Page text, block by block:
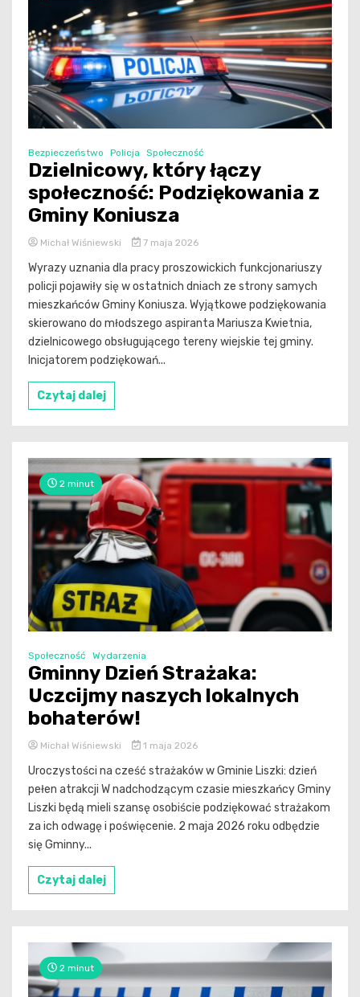
Bezpieczeństwo Policja Społeczność
Dzielnicowy, który łączy
społeczność: Podziękowania z
Gminy Koniusza
Michał Wiśniewski 7 maja 2026
Wyrazy uznania dla pracy proszowickich funkcjonariuszy
policji pojawiły się w ostatnich dniach ze strony samych
mieszkańców Gminy Koniusza. Wyjątkowe podziękowania
skierowano do młodszego aspiranta Mariusza Kwietnia,
dzielnicowego obsługującego tereny wiejskie tej gminy.
Inicjatorem podziękowań...
Czytaj dalej
2 minut
Społeczność Wydarzenia
Gminny Dzień Strażaka:
Uczcijmy naszych lokalnych
bohaterów!
Michał Wiśniewski 1 maja 2026
Uroczystości na cześć strażaków w Gminie Liszki: dzień
pełen atrakcji W nadchodzącym czasie mieszkańcy Gminy
Liszki będą mieli szansę osobiście podziękować strażakom
za ich odwagę i poświęcenie. 2 maja 2026 roku odbędzie
się Gminny...
Czytaj dalej
2 minut